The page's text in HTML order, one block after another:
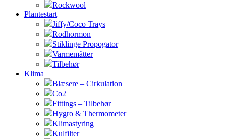
Rockwool
Plantestart
Jiffy/Coco Trays
Rodhormon
Stiklinge Propogator
Varmemåtter
Tilbehør
Klima
Blæsere – Cirkulation
Co2
Fittings – Tilbehør
Hygro & Thermometer
Klimastyring
Kulfilter